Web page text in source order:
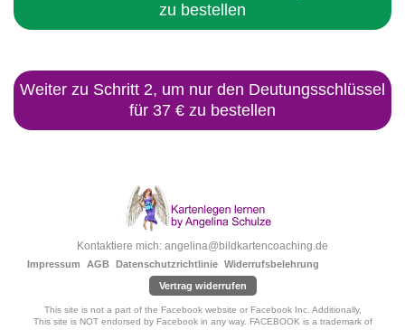
zu bestellen
Weiter zu Schritt 2, um nur den Deutungsschlüssel
für 37 € zu bestellen
Kontaktiere mich: angelina@bildkartencoaching.de
Impressum AGB Datenschutzrichtlinie Widerrufsbelehrung
Vertrag widerrufen
This site is not a part of the Facebook website or Facebook Inc. Additionally,
This site is NOT endorsed by Facebook in any way. FACEBOOK is a trademark of